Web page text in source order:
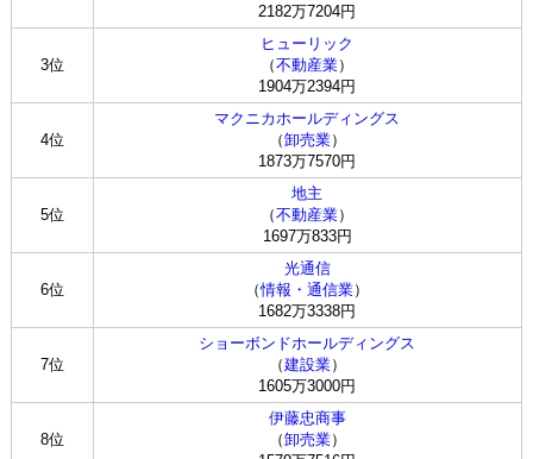
2182万7204円
3位
ヒューリック
（不動産業）
1904万2394円
4位
マクニカホールディングス
（卸売業）
1873万7570円
5位
地主
（不動産業）
1697万833円
6位
光通信
（情報・通信業）
1682万3338円
7位
ショーボンドホールディングス
（建設業）
1605万3000円
8位
伊藤忠商事
（卸売業）